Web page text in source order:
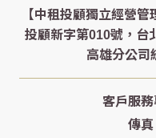
客戶服
傳